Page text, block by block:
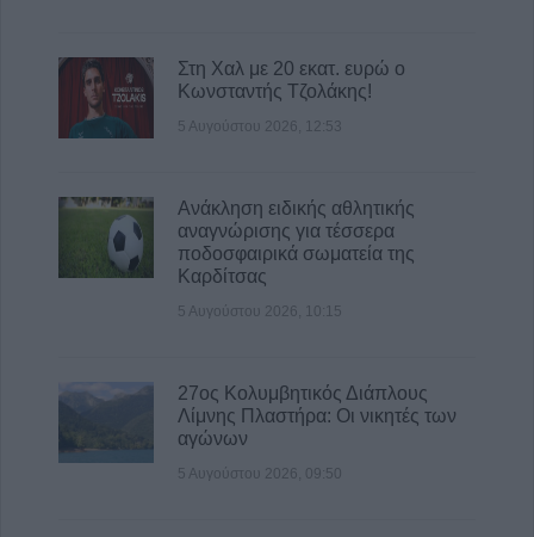
Στη Χαλ με 20 εκατ. ευρώ ο
Κωνσταντής Τζολάκης!
5 Αυγούστου 2026, 12:53
Ανάκληση ειδικής αθλητικής
αναγνώρισης για τέσσερα
ποδοσφαιρικά σωματεία της
Καρδίτσας
5 Αυγούστου 2026, 10:15
27ος Κολυμβητικός Διάπλους
Λίμνης Πλαστήρα: Οι νικητές των
αγώνων
5 Αυγούστου 2026, 09:50